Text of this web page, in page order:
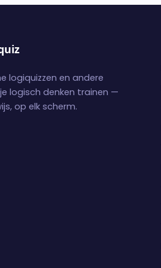
logiquizzen en andere
logisch denken trainen —
op elk scherm.